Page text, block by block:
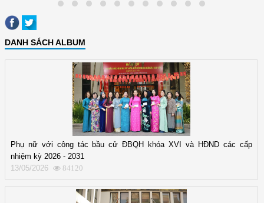
DANH SÁCH ALBUM
Phụ nữ với công tác bầu cử ĐBQH khóa XVI và HĐND các cấp
nhiệm kỳ 2026 - 2031
13/05/2026
84120